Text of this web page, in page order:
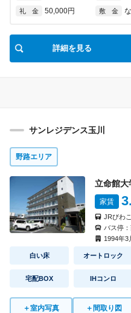
礼 金 50,000円 敷 金
詳細を見る
サンレジデンス玉川
野路エリア
立命館大
家賃
JRびわ
バス停：
1994年3
白い床 オートロック
宅配BOX IHコンロ
＋室内写真 ＋ 間取り図